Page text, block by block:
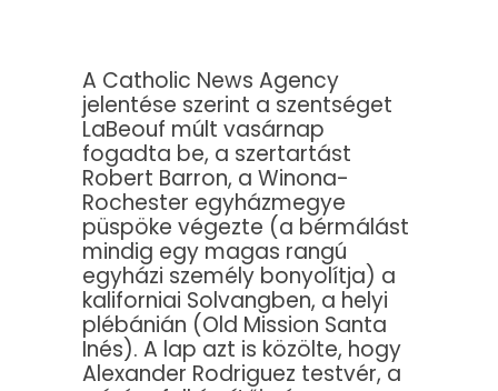
A Catholic News Agency
jelentése szerint a szentséget
LaBeouf múlt vasárnap
fogadta be, a szertartást
Robert Barron, a Winona-
Rochester egyházmegye
püspöke végezte (a bérmálást
mindig egy magas rangú
egyházi személy bonyolítja) a
kaliforniai Solvangben, a helyi
plébánián (Old Mission Santa
Inés). A lap azt is közölte, hogy
Alexander Rodriguez testvér, a